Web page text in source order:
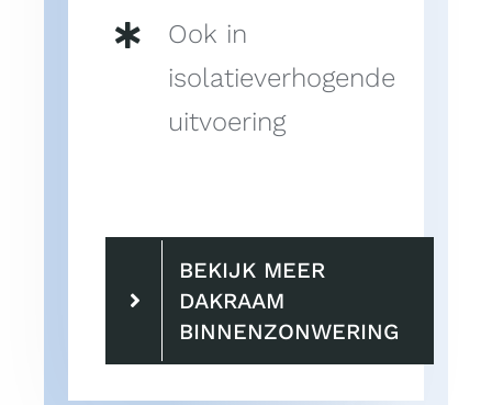
Ook in
isolatieverhogende
uitvoering
BEKIJK MEER
DAKRAAM
BINNENZONWERING